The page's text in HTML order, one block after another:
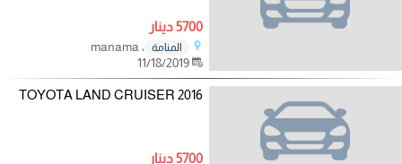
5700 دينار
المنامة
، manama
11/18/2019
2016 TOYOTA LAND CRUISER
5700 دينار